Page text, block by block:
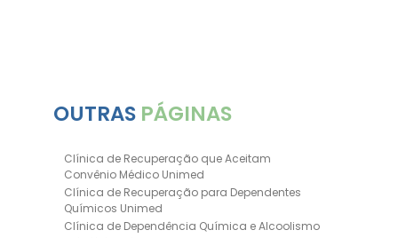
OUTRAS PÁGINAS
Clínica de Recuperação que Aceitam
Convênio Médico Unimed
Clínica de Recuperação para Dependentes
Químicos Unimed
Clínica de Dependência Química e Alcoolismo